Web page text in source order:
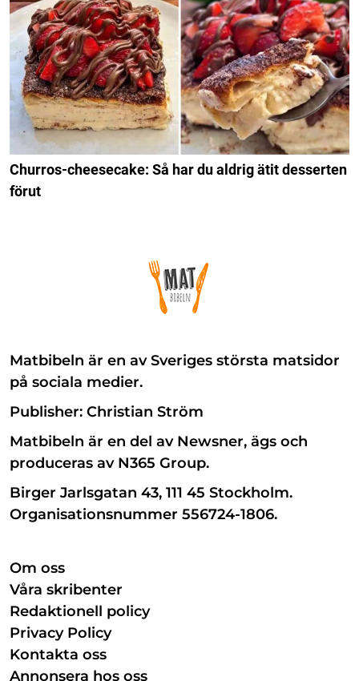
Churros-cheesecake: Så har du aldrig ätit desserten
förut
Matbibeln är en av Sveriges största matsidor
på sociala medier.
Publisher: Christian Ström
Matbibeln är en del av Newsner, ägs och
produceras av N365 Group.
Birger Jarlsgatan 43, 111 45 Stockholm.
Organisationsnummer 556724-1806.
Om oss
Våra skribenter
Redaktionell policy
Privacy Policy
Kontakta oss
Annonsera hos oss